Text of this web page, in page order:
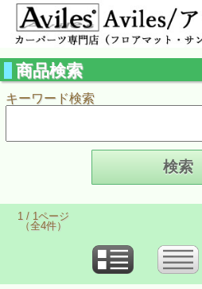
商品検索
キーワード検索
1 / 1ページ
（全4件）